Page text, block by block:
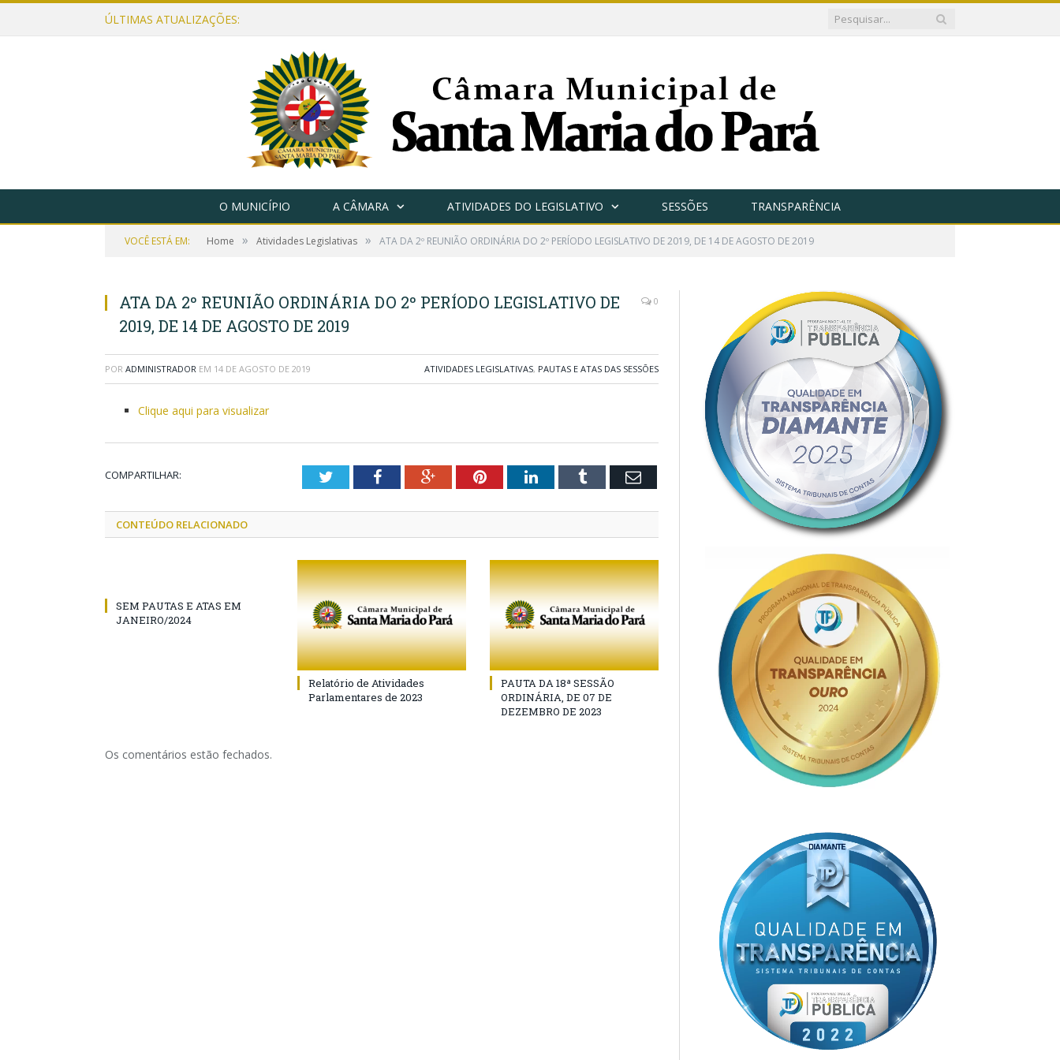
ÚLTIMAS ATUALIZAÇÕES:
O MUNICÍPIO A CÂMARA ATIVIDADES DO LEGISLATIVO SESSÕES TRANSPARÊNCIA
VOCÊ ESTÁ EM: Home » Atividades Legislativas » ATA DA 2º REUNIÃO ORDINÁRIA DO 2º PERÍODO LEGISLATIVO DE 2019, DE 14 DE AGOSTO DE 2019
ATA DA 2º REUNIÃO ORDINÁRIA DO 2º PERÍODO LEGISLATIVO DE
2019, DE 14 DE AGOSTO DE 2019
0
POR ADMINISTRADOR EM 14 DE AGOSTO DE 2019 ATIVIDADES LEGISLATIVAS, PAUTAS E ATAS DAS SESSÕES
Clique aqui para visualizar
COMPARTILHAR: TwitterFacebookGoogle+PinterestLinkedInTumblr Email
CONTEÚDO RELACIONADO
SEM PAUTAS E ATAS EM
JANEIRO/2024
Relatório de Atividades
Parlamentares de 2023
PAUTA DA 18ª SESSÃO
ORDINÁRIA, DE 07 DE
DEZEMBRO DE 2023
Os comentários estão fechados.